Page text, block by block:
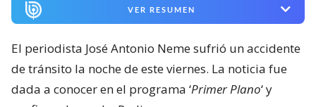
VER RESUMEN
El periodista José Antonio Neme sufrió un accidente
de tránsito la noche de este viernes. La noticia fue
dada a conocer en el programa ‘Primer Plano‘ y